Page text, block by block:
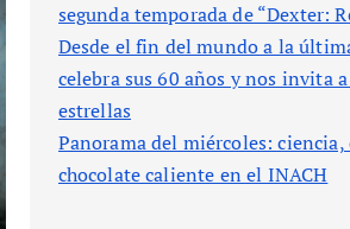
segunda temporada de “Dexter:
Desde el fin del mundo a la
celebra sus 60 años y nos invita
estrellas
Panorama del miércoles:
chocolate caliente en el INACH